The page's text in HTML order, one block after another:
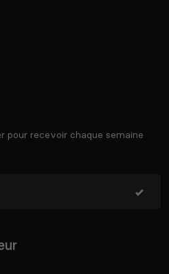
pour recevoir chaque semaine